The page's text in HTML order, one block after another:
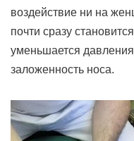
воздействие ни на
почти сразу
уменьшается давления
заложенность носа.